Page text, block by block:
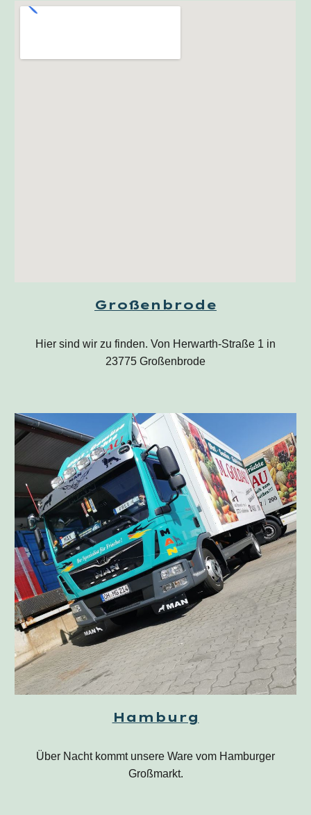
Großenbrode
Hier sind wir zu finden. Von Herwarth-Straße 1 in
23775 Großenbrode
Hamburg
Über Nacht kommt unsere Ware vom Hamburger
Großmarkt.